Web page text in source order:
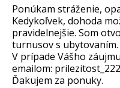
Ponúkam stráženie,
Kedykoľvek, dohoda
pravidelnejšie. Som
turnusov s ubytovaním.
V prípade Vášho
emailom:
Ďakujem za ponuky.